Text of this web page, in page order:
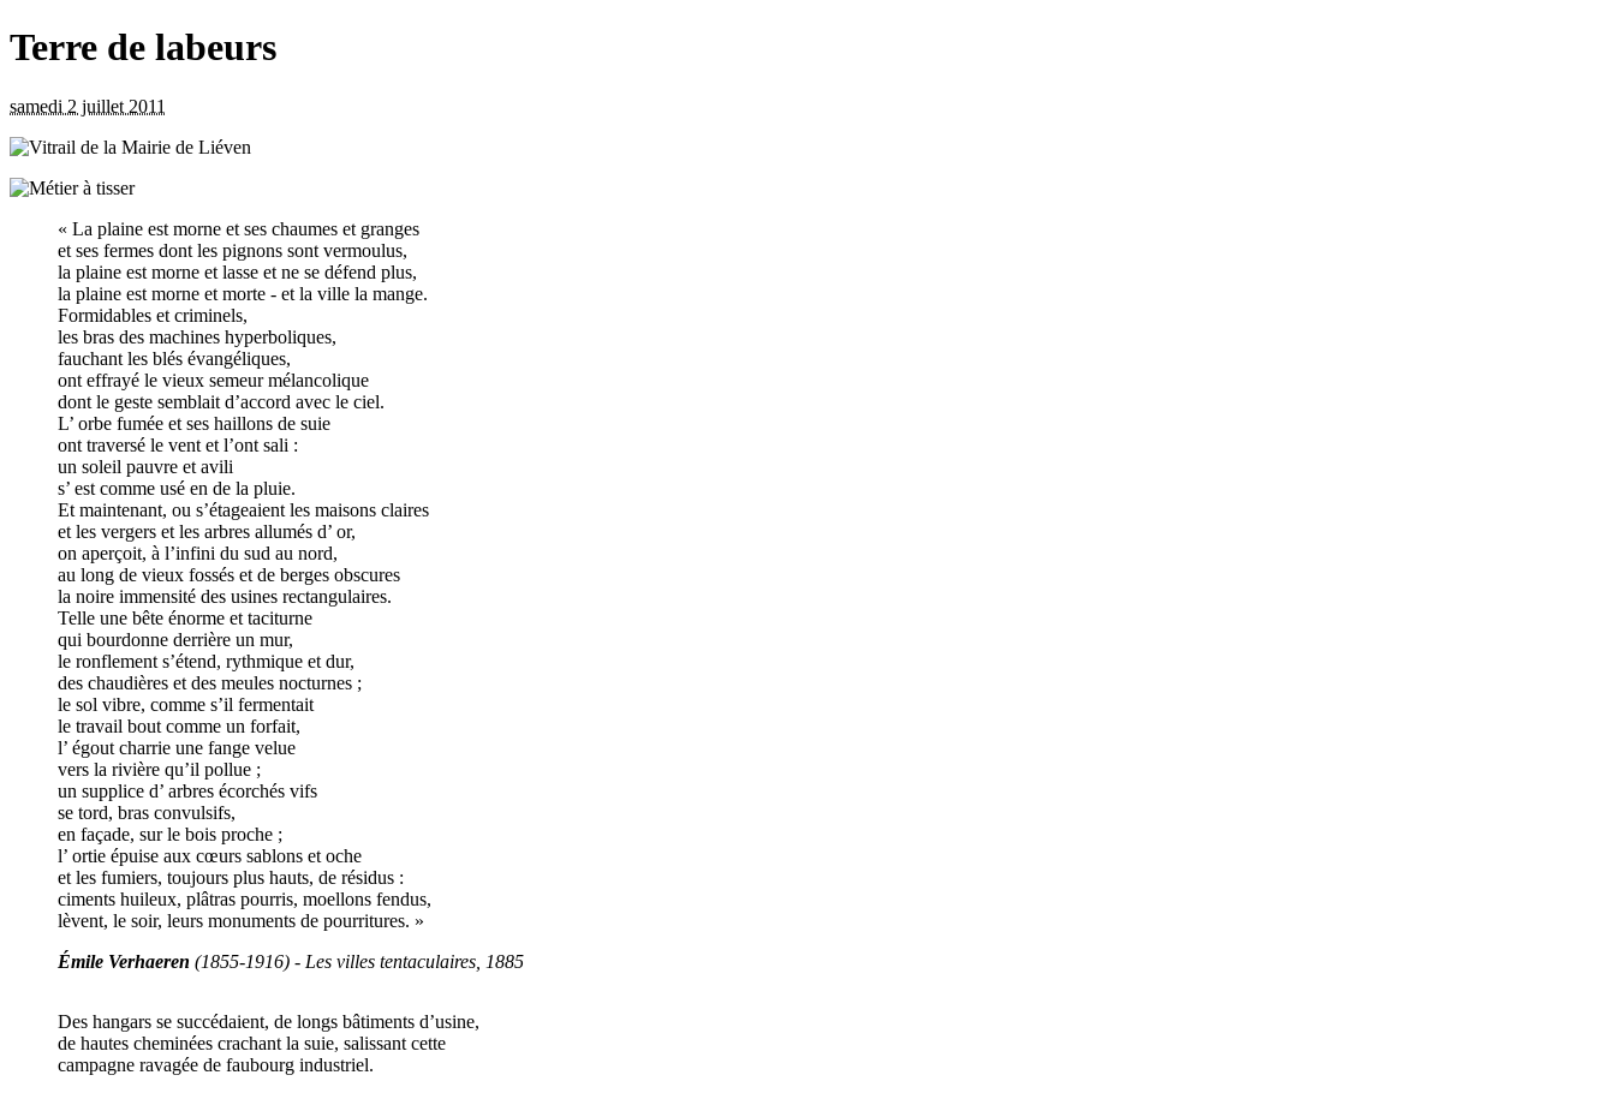
Terre de labeurs
samedi 2 juillet 2011
« La plaine est morne et ses chaumes et granges
et ses fermes dont les pignons sont vermoulus,
la plaine est morne et lasse et ne se défend plus,
la plaine est morne et morte - et la ville la mange.
Formidables et criminels,
les bras des machines hyperboliques,
fauchant les blés évangéliques,
ont effrayé le vieux semeur mélancolique
dont le geste semblait d’accord avec le ciel.
L’ orbe fumée et ses haillons de suie
ont traversé le vent et l’ont sali :
un soleil pauvre et avili
s’ est comme usé en de la pluie.
Et maintenant, ou s’étageaient les maisons claires
et les vergers et les arbres allumés d’ or,
on aperçoit, à l’infini du sud au nord,
au long de vieux fossés et de berges obscures
la noire immensité des usines rectangulaires.
Telle une bête énorme et taciturne
qui bourdonne derrière un mur,
le ronflement s’étend, rythmique et dur,
des chaudières et des meules nocturnes ;
le sol vibre, comme s’il fermentait
le travail bout comme un forfait,
l’ égout charrie une fange velue
vers la rivière qu’il pollue ;
un supplice d’ arbres écorchés vifs
se tord, bras convulsifs,
en façade, sur le bois proche ;
l’ ortie épuise aux cœurs sablons et oche
et les fumiers, toujours plus hauts, de résidus :
ciments huileux, plâtras pourris, moellons fendus,
lèvent, le soir, leurs monuments de pourritures. »
Émile Verhaeren (1855-1916) - Les villes tentaculaires, 1885
Des hangars se succédaient, de longs bâtiments d’usine,
de hautes cheminées crachant la suie, salissant cette
campagne ravagée de faubourg industriel.